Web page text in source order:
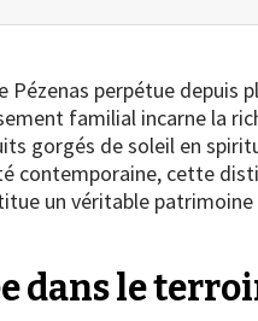
perpétue depuis
familial incarne la
gorgés de soleil en
contemporaine, cette
un véritable
dans le